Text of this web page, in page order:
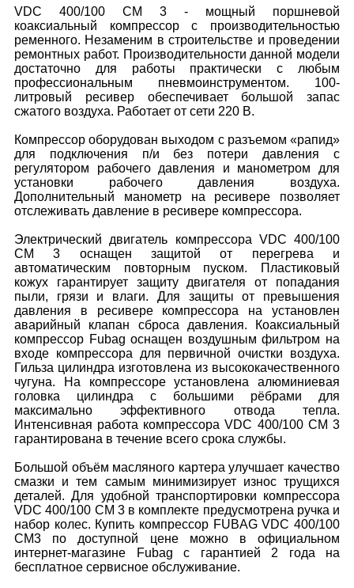
VDC 400/100 CМ 3 - мощный поршневой
коаксиальный компрессор с производительностью
ременного. Незаменим в строительстве и проведении
ремонтных работ. Производительности данной модели
достаточно для работы практически с любым
профессиональным пневмоинструментом. 100-
литровый ресивер обеспечивает большой запас
сжатого воздуха. Работает от сети 220 В.
Компрессор оборудован выходом с разъемом «рапид»
для подключения п/и без потери давления с
регулятором рабочего давления и манометром для
установки рабочего давления воздуха.
Дополнительный манометр на ресивере позволяет
отслеживать давление в ресивере компрессора.
Электрический двигатель компрессора VDC 400/100
CМ 3 оснащен защитой от перегрева и
автоматическим повторным пуском. Пластиковый
кожух гарантирует защиту двигателя от попадания
пыли, грязи и влаги. Для защиты от превышения
давления в ресивере компрессора на установлен
аварийный клапан сброса давления. Коаксиальный
компрессор Fubag оснащен воздушным фильтром на
входе компрессора для первичной очистки воздуха.
Гильза цилиндра изготовлена из высококачественного
чугуна. На компрессоре установлена алюминиевая
головка цилиндра с большими рёбрами для
максимально эффективного отвода тепла.
Интенсивная работа компрессора VDC 400/100 CМ 3
гарантирована в течение всего срока службы.
Большой объём масляного картера улучшает качество
смазки и тем самым минимизирует износ трущихся
деталей. Для удобной транспортировки компрессора
VDС 400/100 CМ 3 в комплекте предусмотрена ручка и
набор колес. Купить компрессор FUBAG VDC 400/100
CM3 по доступной цене можно в официальном
интернет-магазине Fubag с гарантией 2 года на
бесплатное сервисное обслуживание.